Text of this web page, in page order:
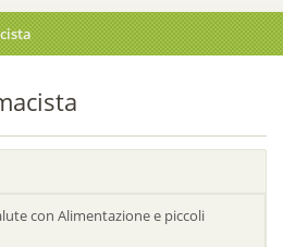
con Alimentazione e piccoli